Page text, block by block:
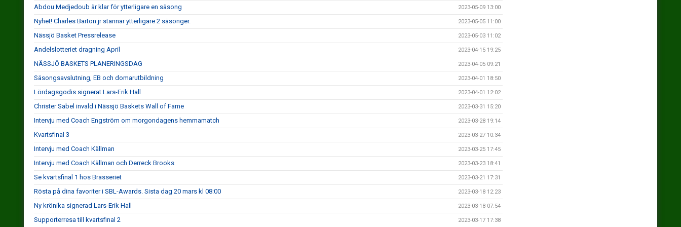
Abdou Medjedoub är klar för ytterligare en säsong 2023-05-09 13:00
Nyhet! Charles Barton jr stannar ytterligare 2 säsonger. 2023-05-05 11:00
Nässjö Basket Pressrelease 2023-05-03 11:02
Andelslotteriet dragning April 2023-04-15 19:25
NÄSSJÖ BASKETS PLANERINGSDAG 2023-04-05 09:21
Säsongsavslutning, EB och domarutbildning 2023-04-01 18:50
Lördagsgodis signerat Lars-Erik Hall 2023-04-01 12:02
Christer Sabel invald i Nässjö Baskets Wall of Fame 2023-03-31 15:20
Intervju med Coach Engström om morgondagens hemmamatch 2023-03-28 19:14
Kvartsfinal 3 2023-03-27 10:34
Intervju med Coach Källman 2023-03-25 17:45
Intervju med Coach Källman och Derreck Brooks 2023-03-23 18:41
Se kvartsfinal 1 hos Brasseriet 2023-03-21 17:31
Rösta på dina favoriter i SBL-Awards. Sista dag 20 mars kl 08:00 2023-03-18 12:23
Ny krönika signerad Lars-Erik Hall 2023-03-18 07:54
Supporterresa till kvartsfinal 2 2023-03-17 17:38